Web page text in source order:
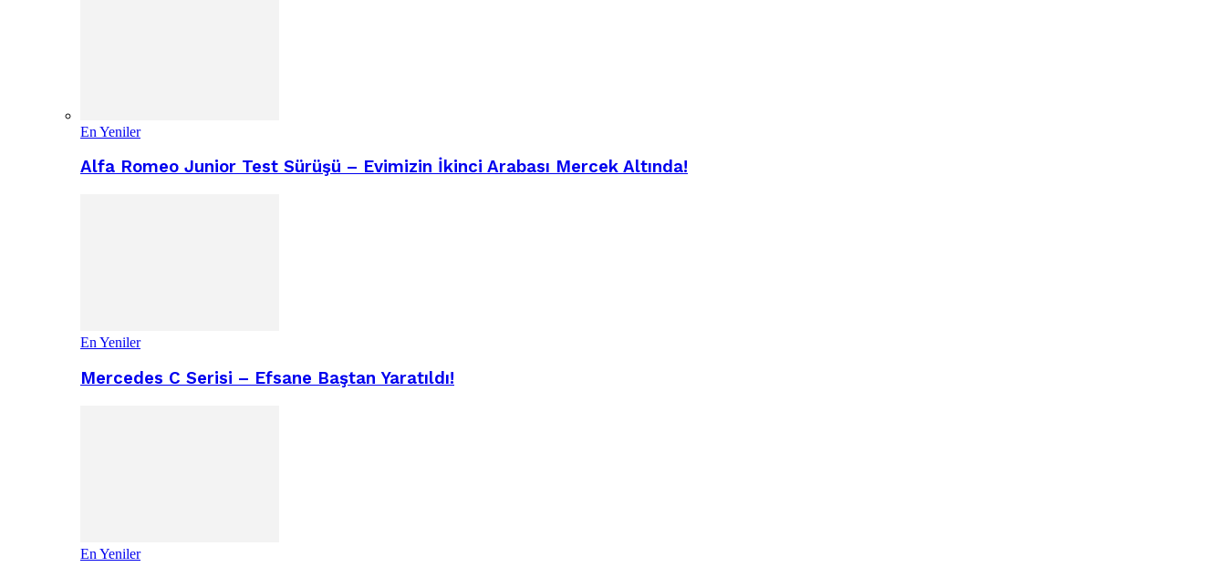
En Yeniler
Alfa Romeo Junior Test Sürüşü – Evimizin İkinci Arabası Mercek Altında!
En Yeniler
Mercedes C Serisi – Efsane Baştan Yaratıldı!
En Yeniler